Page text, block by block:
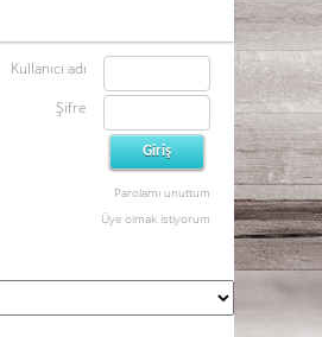
Kullanıcı adı
Şifre
Parolamı unuttum
Üye olmak istiyorum